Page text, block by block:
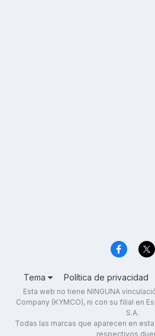
Tema Política de privacidad
Esta web no tiene NINGUNA
Company (KYMCO), ni con su filial en
S.A.
Todas las marcas que aparecen en
respectivos